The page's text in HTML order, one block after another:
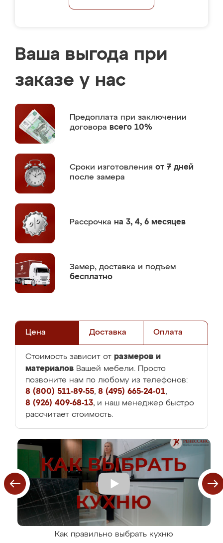
Ваша выгода при
заказе у нас
Предоплата при заключении
договора всего 10%
Сроки изготовления от 7 дней
после замера
Рассрочка на 3, 4, 6 месяцев
Замер, доставка и подъем
бесплатно
Цена Доставка Оплата
Стоимость зависит от размеров и
материалов Вашей мебели. Просто
позвоните нам по любому из телефонов:
8 (800) 511-89-55, 8 (495) 665-24-01,
8 (926) 409-68-13, и наш менеджер быстро
рассчитает стоимость.
Как правильно выбрать кухню